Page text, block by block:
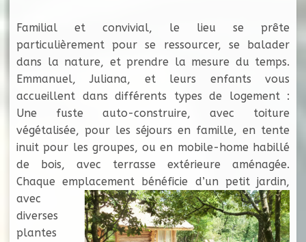
Familial et convivial, le lieu se prête
particulièrement pour se ressourcer, se balader
dans la nature, et prendre la mesure du temps.
Emmanuel, Juliana, et leurs enfants vous
accueillent dans différents types de logement :
Une fuste auto-construire, avec toiture
végétalisée, pour les séjours en famille, en tente
inuit pour les groupes, ou en mobile-home habillé
de bois, avec terrasse extérieure aménagée.
Chaque emplacement bénéficie d’un petit jardin,
avec
diverses
plantes